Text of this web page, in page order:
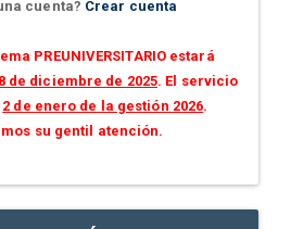
cuenta? Crear cuenta
PREUNIVERSITARIO estará
de diciembre de 2025. El servicio
2 de enero de la gestión 2026.
su gentil atención.